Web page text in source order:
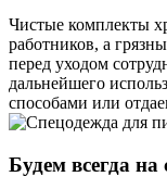
Чистые комплекты
работников, а
перед уходом
дальнейшего
способами или
Будем всегда на